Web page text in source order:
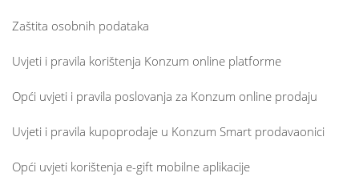
Zaštita osobnih podataka
Uvjeti i pravila korištenja Konzum online platforme
Opći uvjeti i pravila poslovanja za Konzum online prodaju
Uvjeti i pravila kupoprodaje u Konzum Smart prodavaonici
Opći uvjeti korištenja e-gift mobilne aplikacije